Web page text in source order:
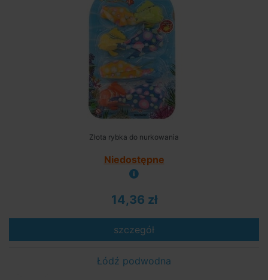
Złota rybka do nurkowania
Niedostępne
14,36 zł
szczegół
Łódź podwodna